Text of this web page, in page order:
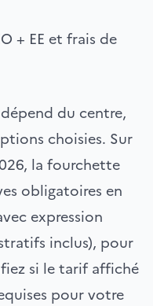
+ EE et frais de
du centre,
choisies. Sur
la fourchette
obligatoires en
expression
inclus), pour
si le tarif affiché
pour votre